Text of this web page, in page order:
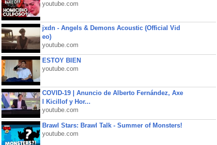
youtube.com
jxdn - Angels & Demons Acoustic (Official Vid
eo)
youtube.com
ESTOY BIEN
youtube.com
COVID-19 | Anuncio de Alberto Fernández, Axe
l Kicillof y Hor...
youtube.com
Brawl Stars: Brawl Talk - Summer of Monsters!
youtube.com